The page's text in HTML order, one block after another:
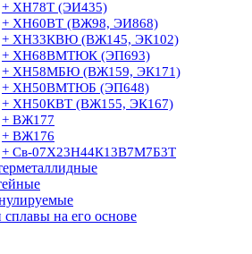
+ ХН78Т (ЭИ435)
+ ХН60ВТ (ВЖ98, ЭИ868)
+ ХН33КВЮ (ВЖ145, ЭК102)
+ ХН68ВМТЮК (ЭП693)
+ ХН58МБЮ (ВЖ159, ЭК171)
+ ХН50ВМТЮБ (ЭП648)
+ ХН50КВТ (ВЖ155, ЭК167)
+ ВЖ177
+ ВЖ176
+ Св-07Х23Н44К13В7М7Б3Т
на его основе